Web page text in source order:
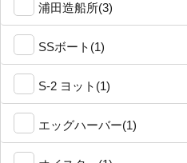
浦田造船所(3)
SSボート(1)
S-2 ヨット(1)
エッグハーバー(1)